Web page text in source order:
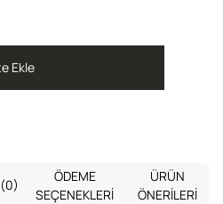
(0)
ÖDEME
SEÇENEKLERI
ÜRÜN
ÖNERILERI